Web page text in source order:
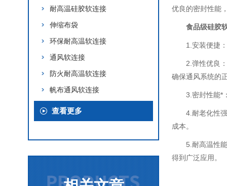
耐高温硅胶软连接
伸缩布袋
环保耐高温软连接
通风软连接
防火耐高温软连接
帆布通风软连接
查看更多
优良的密封性能
食品级硅胶
1.安装便捷
2.弹性优良
确保通风系统的
3.密封性能*
4.耐老化性
成本。
5.耐高温性
得到广泛应用。